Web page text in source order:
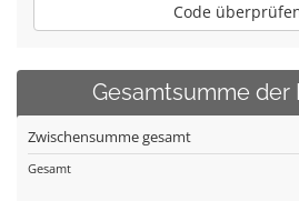
Code
Gesamtsumme der
Zwischensumme gesamt
Gesamt